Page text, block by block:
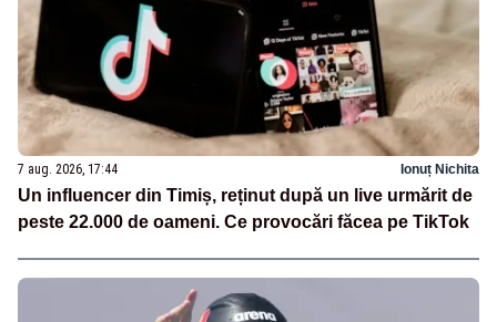
7 aug. 2026, 17:44 Ionuț Nichita
Un influencer din Timiș, reținut după un live urmărit de
peste 22.000 de oameni. Ce provocări făcea pe TikTok